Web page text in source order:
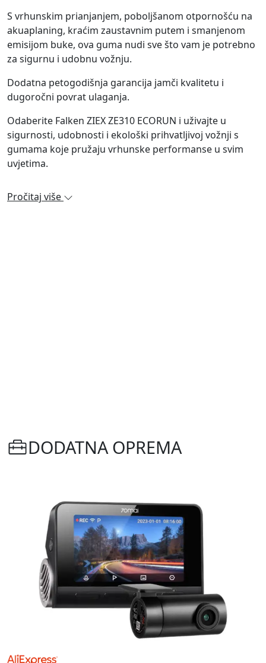
S vrhunskim prianjanjem, poboljšanom otpornošću na
akuaplaning, kraćim zaustavnim putem i smanjenom
emisijom buke, ova guma nudi sve što vam je potrebno
za sigurnu i udobnu vožnju.
Dodatna petogodišnja garancija jamči kvalitetu i
dugoročni povrat ulaganja.
Odaberite Falken ZIEX ZE310 ECORUN i uživajte u
sigurnosti, udobnosti i ekološki prihvatljivoj vožnji s
gumama koje pružaju vrhunske performanse u svim
uvjetima.
Pročitaj više
DODATNA OPREMA